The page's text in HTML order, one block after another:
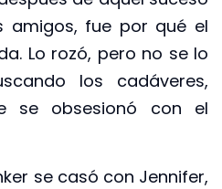
amigos, fue por qué el
Lo rozó, pero no se lo
los cadáveres,
se obsesionó con el
se casó con Jennifer,